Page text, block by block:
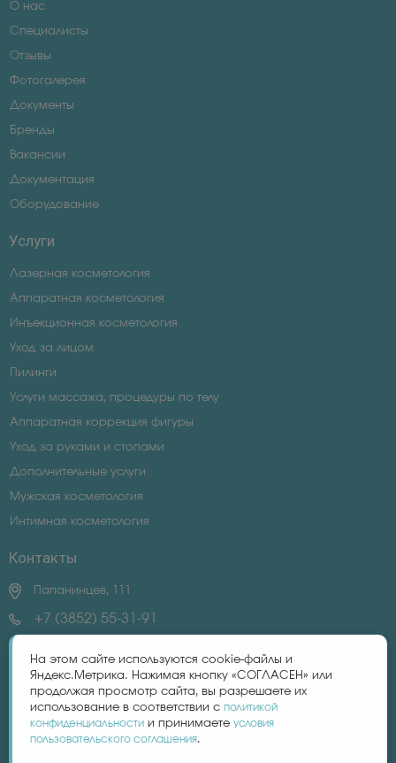
О нас
Специалисты
Отзывы
Фотогалерея
Документы
Бренды
Вакансии
Документация
Оборудование
Услуги
Лазерная косметология
Аппаратная косметология
Инъекционная косметология
Уход за лицом
Пилинги
Услуги массажа, процедуры по телу
Аппаратная коррекция фигуры
Уход за руками и стопами
Дополнительные услуги
Мужская косметология
Интимная косметология
Контакты
Папанинцев, 111
+7 (3852) 55-31-91
На этом сайте используются cookie-файлы и
Яндекс.Метрика. Нажимая кнопку «СОГЛАСЕН» или
продолжая просмотр сайта, вы разрешаете их
использование в соответствии с политикой
конфиденциальности и принимаете условия
пользовательского соглашения.